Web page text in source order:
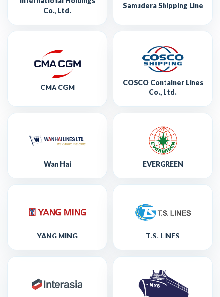
Co., Ltd.
Samudera Shipping Line
CMA CGM
COSCO Container Lines
Co., Ltd.
Wan Hai EVERGREEN
YANG MING T.S. LINES